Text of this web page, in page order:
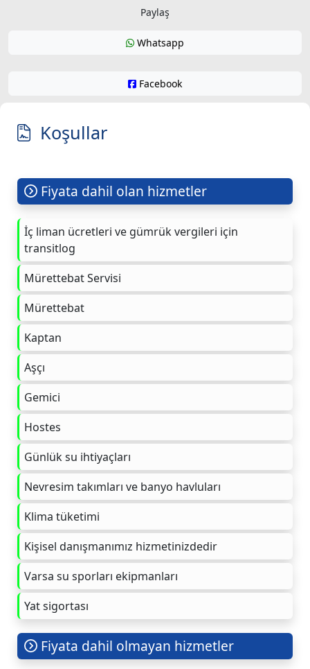
Paylaş
Whatsapp
Facebook
Koşullar
Fiyata dahil olan hizmetler
İç liman ücretleri ve gümrük vergileri için
transitlog
Mürettebat Servisi
Mürettebat
Kaptan
Aşçı
Gemici
Hostes
Günlük su ihtiyaçları
Nevresim takımları ve banyo havluları
Klima tüketimi
Kişisel danışmanımız hizmetinizdedir
Varsa su sporları ekipmanları
Yat sigortası
Fiyata dahil olmayan hizmetler